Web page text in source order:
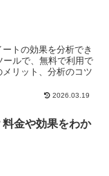
トの効果を分析でき
ールで、無料で利用で
リット、分析のコツ
2026.03.19
金や効果をわか